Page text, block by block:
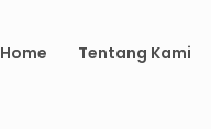
Home Tentang Kami